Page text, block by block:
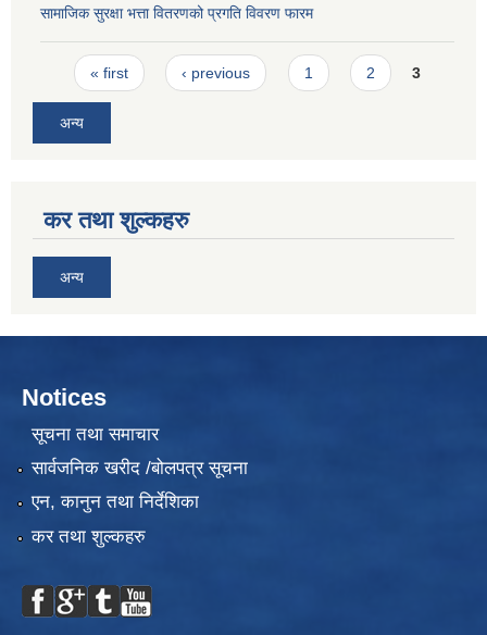
सामाजिक सुरक्षा भत्ता वितरणको प्रगति विवरण फारम
Pages
« first ‹ previous 1 2 3
अन्य
कर तथा शुल्कहरु
अन्य
Notices
सूचना तथा समाचार
सार्वजनिक खरीद /बोलपत्र सूचना
एन, कानुन तथा निर्देशिका
कर तथा शुल्कहरु